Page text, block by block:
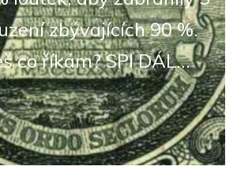
zbývajících 90 %.
co říkám? SPI DÁL...